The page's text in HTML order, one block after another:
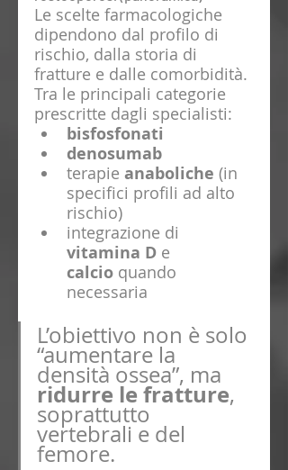
Le scelte farmacologiche
dipendono dal profilo di
rischio, dalla storia di
fratture e dalle comorbidità.
Tra le principali categorie
prescritte dagli specialisti:
bisfosfonati
denosumab
terapie anaboliche (in
specifici profili ad alto
rischio)
integrazione di
vitamina D e
calcio quando
necessaria
L’obiettivo non è solo
“aumentare la
densità ossea”, ma
ridurre le fratture,
soprattutto
vertebrali e del
femore.